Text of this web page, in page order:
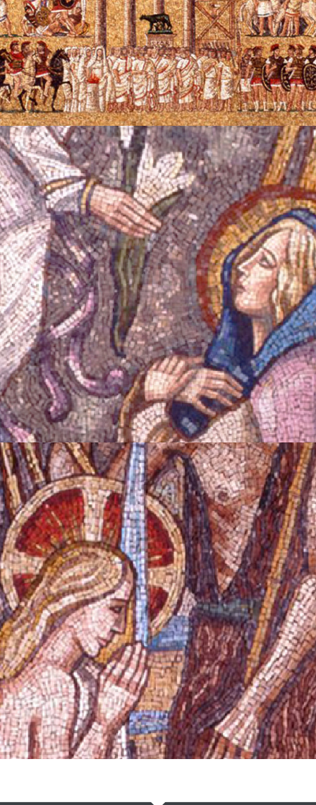
Iniziative & Eventi
Percorsi tematici
News
Archivio Iniziative & Eventi
Archivio Percorsi Tematici
Collezione
Collezione
Mosaici presso Fondazione Luigi Clerici
Chi siamo
Mission
Storia
Collabora con noi
Sostienici
CONTATTI